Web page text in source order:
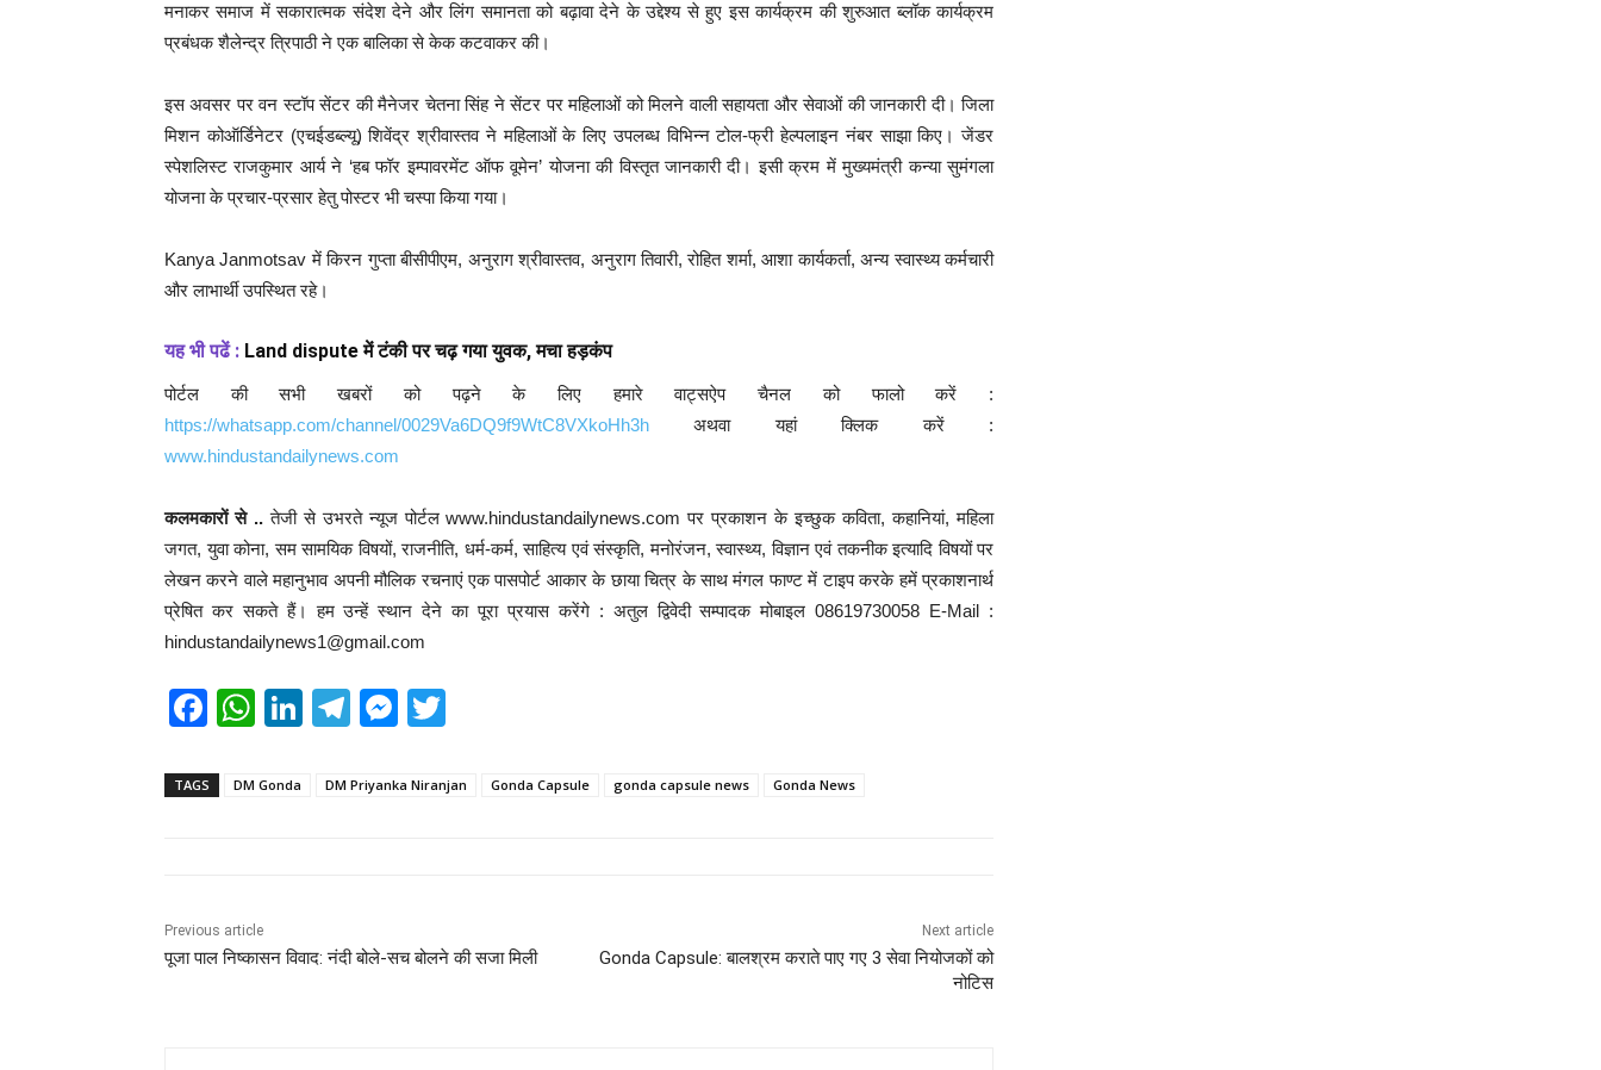
मनाकर समाज में सकारात्मक संदेश देने और लिंग समानता को बढ़ावा देने के उद्देश्य से हुए इस कार्यक्रम की शुरुआत ब्लॉक कार्यक्रम
प्रबंधक शैलेन्द्र त्रिपाठी ने एक बालिका से केक कटवाकर की।
इस अवसर पर वन स्टॉप सेंटर की मैनेजर चेतना सिंह ने सेंटर पर महिलाओं को मिलने वाली सहायता और सेवाओं की जानकारी दी। जिला
मिशन कोऑर्डिनेटर (एचईडब्ल्यू) शिवेंद्र श्रीवास्तव ने महिलाओं के लिए उपलब्ध विभिन्न टोल-फ्री हेल्पलाइन नंबर साझा किए। जेंडर
स्पेशलिस्ट राजकुमार आर्य ने ‘हब फॉर इम्पावरमेंट ऑफ वूमेन’ योजना की विस्तृत जानकारी दी। इसी क्रम में मुख्यमंत्री कन्या सुमंगला
योजना के प्रचार-प्रसार हेतु पोस्टर भी चस्पा किया गया।
Kanya Janmotsav में किरन गुप्ता बीसीपीएम, अनुराग श्रीवास्तव, अनुराग तिवारी, रोहित शर्मा, आशा कार्यकर्ता, अन्य स्वास्थ्य कर्मचारी
और लाभार्थी उपस्थित रहे।
यह भी पढें : Land dispute में टंकी पर चढ़ गया युवक, मचा हड़कंप
पोर्टल की सभी खबरों को पढ़ने के लिए हमारे वाट्सऐप चैनल को फालो करें :
https://whatsapp.com/channel/0029Va6DQ9f9WtC8VXkoHh3h अथवा यहां क्लिक करें :
www.hindustandailynews.com
कलमकारों से ..तेजी से उभरते न्यूज पोर्टल www.hindustandailynews.com पर प्रकाशन के इच्छुक कविता, कहानियां, महिला
जगत, युवा कोना, सम सामयिक विषयों, राजनीति, धर्म-कर्म, साहित्य एवं संस्कृति, मनोरंजन, स्वास्थ्य, विज्ञान एवं तकनीक इत्यादि विषयों पर
लेखन करने वाले महानुभाव अपनी मौलिक रचनाएं एक पासपोर्ट आकार के छाया चित्र के साथ मंगल फाण्ट में टाइप करके हमें प्रकाशनार्थ
प्रेषित कर सकते हैं। हम उन्हें स्थान देने का पूरा प्रयास करेंगे : अतुल द्विवेदी सम्पादक मोबाइल 08619730058 E-Mail :
hindustandailynews1@gmail.com
F
c
o
k
W
at
p
Li
T
e
M
ss
er
tt
TAGS DM Gonda DM Priyanka Niranjan Gonda Capsule gonda capsule news Gonda News
Previous article
पूजा पाल निष्कासन विवाद: नंदी बोले-सच बोलने की सजा मिली
Next article
Gonda Capsule: बालश्रम कराते पाए गए 3 सेवा नियोजकों को
नोटिस